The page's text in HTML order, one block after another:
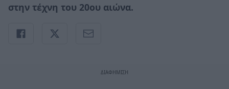
στην τέχνη του 20ου αιώνα.